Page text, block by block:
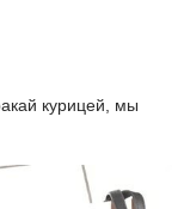
курицей, мы